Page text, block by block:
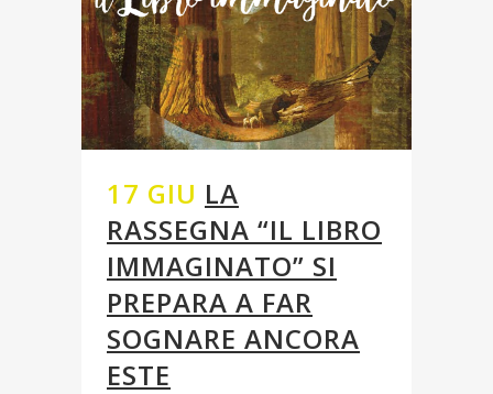
17 GIU LA
RASSEGNA “IL LIBRO
IMMAGINATO” SI
PREPARA A FAR
SOGNARE ANCORA
ESTE